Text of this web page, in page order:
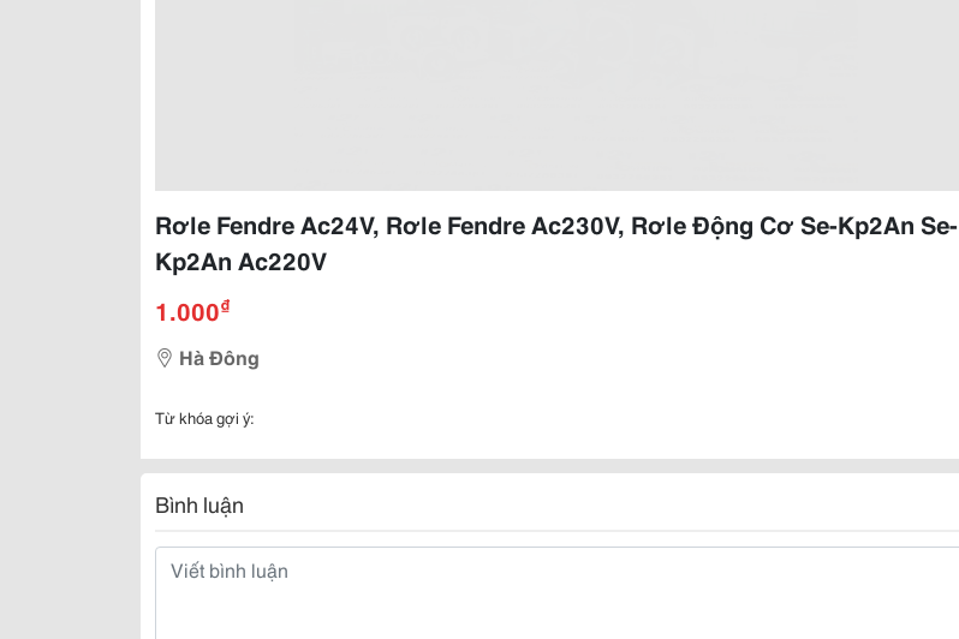
Rơle Fendre Ac24V, Rơle Fendre Ac230V, Rơle Động Cơ Se-Kp2An Se-
Kp2An Ac220V
1.000₫
Hà Đông
Từ khóa gợi ý:
Bình luận